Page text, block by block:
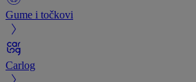
Gume i točkovi
Carlog